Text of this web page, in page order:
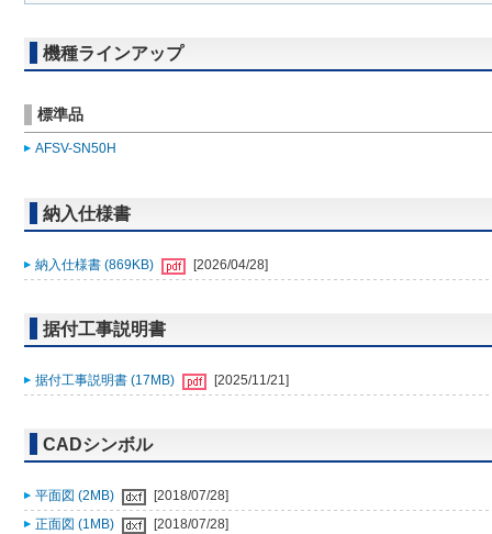
機種ラインアップ
標準品
AFSV-SN50H
納入仕様書
納入仕様書 (869KB) [2026/04/28]
据付工事説明書
据付工事説明書 (17MB) [2025/11/21]
CADシンボル
平面図 (2MB)
[2018/07/28]
正面図 (1MB)
[2018/07/28]